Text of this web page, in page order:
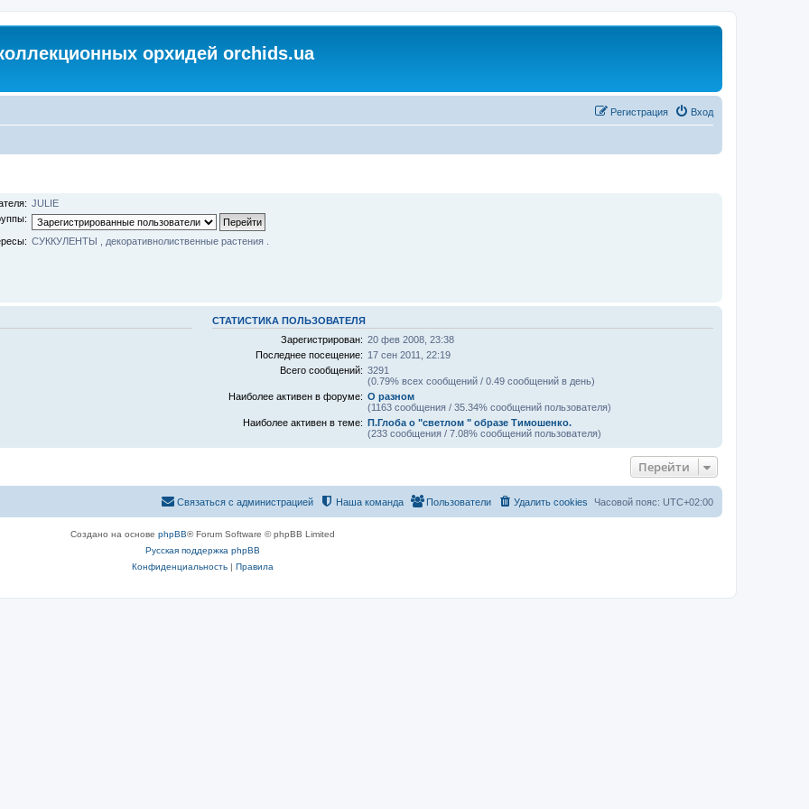
орхидей orchids.ua
Вход
Регистрация
JULIE
СУККУЛЕНТЫ , декоративнолиственные растения .
СТАТИСТИКА ПОЛЬЗОВАТЕЛЯ
Зарегистрирован: 20 фев 2008, 23:38
Последнее посещение: 17 сен 2011, 22:19
Всего сообщений: 3291
(0.79% всех сообщений / 0.49 сообщений в день)
Наиболее активен в форуме: О разном
(1163 сообщения / 35.34% сообщений пользователя)
Наиболее активен в теме: П.Глоба о "светлом " образе Тимошенко.
(233 сообщения / 7.08% сообщений пользователя)
Перейти
Часовой пояс: UTC+02:00
Удалить cookies
Пользователи
Наша команда
Связаться с администрацией
Создано на основе phpBB® Forum Software © phpBB Limited
Русская поддержка phpBB
Конфиденциальность| Правила